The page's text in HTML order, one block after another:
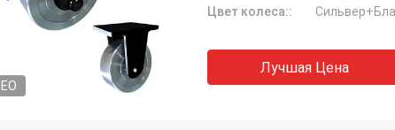
Цвет колеса::
Лучшая Цена